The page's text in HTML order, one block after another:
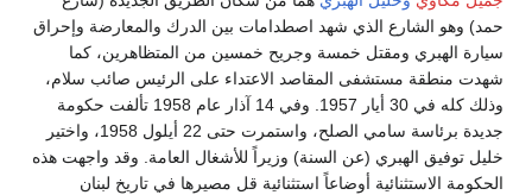
حمد) وهو الشارع الذي شهد اصطدامات بين الدرك والمعارضة وإحراق
سيارة الهبري ومقتل خمسة وجريح خمسين من المتظاهرين، كما
شهدت منطقة مستشفى المقاصد الاعتداء على الرئيس صائب سلام،
وذلك كله في 30 أيار 1957. وفي 14 آذار عام 1958 تألفت حكومة
جديدة برئاسة سامي الصلح، واستمرت حتى 22 أيلول 1958، واختير
خليل توفيق الهبري (عن السنة) وزيراً للأشغال العامة. وقد واجهت هذه
الحكومة الاستثنائية أوضاعاً استثنائية قل مصيرها في تاريخ لبنان